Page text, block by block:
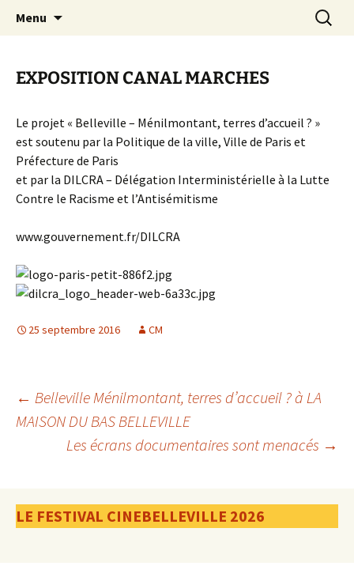
Canal Marches
Menu
EXPOSITION CANAL MARCHES
Le projet « Belleville – Ménilmontant, terres d’accueil ? »
est soutenu par la Politique de la ville, Ville de Paris et
Préfecture de Paris
et par la DILCRA – Délégation Interministérielle à la Lutte
Contre le Racisme et l’Antisémitisme
www.gouvernement.fr/DILCRA
25 septembre 2016 CM
Navigation
articles
← Belleville Ménilmontant, terres d’accueil ? à LA
MAISON DU BAS BELLEVILLE
Les écrans documentaires sont menacés →
LE FESTIVAL CINEBELLEVILLE 2026